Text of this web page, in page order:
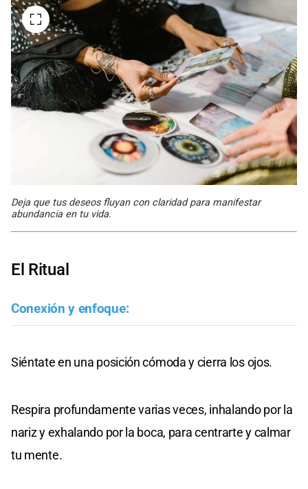
Deja que tus deseos fluyan con claridad para manifestar
abundancia en tu vida.
El Ritual
Conexión y enfoque:
Siéntate en una posición cómoda y cierra los ojos.
Respira profundamente varias veces, inhalando por la
nariz y exhalando por la boca, para centrarte y calmar
tu mente.